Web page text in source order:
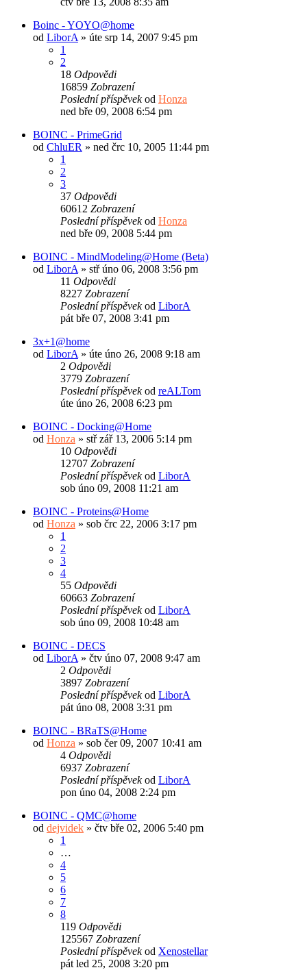
Boinc - YOYO@home
od LiborA » úte srp 14, 2007 9:45 pm
1
2
18 Odpovědi
16859 Zobrazení
Poslední příspěvekod Honza
ned bře 09, 2008 6:54 pm
BOINC - PrimeGrid
od ChluER » ned črc 10, 2005 11:44 pm
1
2
3
37 Odpovědi
60612 Zobrazení
Poslední příspěvekod Honza
ned bře 09, 2008 5:44 pm
BOINC - MindModeling@Home (Beta)
od LiborA » stř úno 06, 2008 3:56 pm
11 Odpovědi
8227 Zobrazení
Poslední příspěvekod LiborA
pát bře 07, 2008 3:41 pm
3x+1@home
od LiborA » úte úno 26, 2008 9:18 am
2 Odpovědi
3779 Zobrazení
Poslední příspěvekod reALTom
úte úno 26, 2008 6:23 pm
BOINC - Docking@Home
od Honza » stř zář 13, 2006 5:14 pm
10 Odpovědi
12707 Zobrazení
Poslední příspěvekod LiborA
sob úno 09, 2008 11:21 am
BOINC - Proteins@Home
od Honza » sob črc 22, 2006 3:17 pm
1
2
3
4
55 Odpovědi
60663 Zobrazení
Poslední příspěvekod LiborA
sob úno 09, 2008 10:48 am
BOINC - DECS
od LiborA » čtv úno 07, 2008 9:47 am
2 Odpovědi
3897 Zobrazení
Poslední příspěvekod LiborA
pát úno 08, 2008 3:31 pm
BOINC - BRaTS@Home
od Honza » sob čer 09, 2007 10:41 am
4 Odpovědi
6937 Zobrazení
Poslední příspěvekod LiborA
pon úno 04, 2008 2:24 pm
BOINC - QMC@home
od dejvidek » čtv bře 02, 2006 5:40 pm
1
…
4
5
6
7
8
119 Odpovědi
125567 Zobrazení
Poslední příspěvekod Xenostellar
pát led 25, 2008 3:20 pm